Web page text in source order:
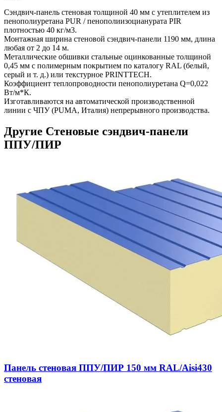
Сэндвич-панель стеновая толщиной 40 мм с утеплителем из
пенополиуретана PUR / пенополиизоцианурата PIR
плотностью 40 кг/м3.
Монтажная ширина стеновой сэндвич-панели 1190 мм, длина
любая от 2 до 14 м.
Металлические обшивки стальные оцинкованные толщиной
0,45 мм с полимерным покрытием по каталогу RAL (белый,
серый и т. д.) или текстурное PRINTTECH.
Коэффициент теплопроводности пенополиуретана Q=0,022
Вт/м*К.
Изготавливаются на автоматической производственной
линии с ЧПУ (PUMA, Италия) непрерывного производства.
Другие Стеновые сэндвич-панели
ППУ/ПИР
Панель стеновая ППУ/ПИР 150 мм RAL/Aisi430
стеновая